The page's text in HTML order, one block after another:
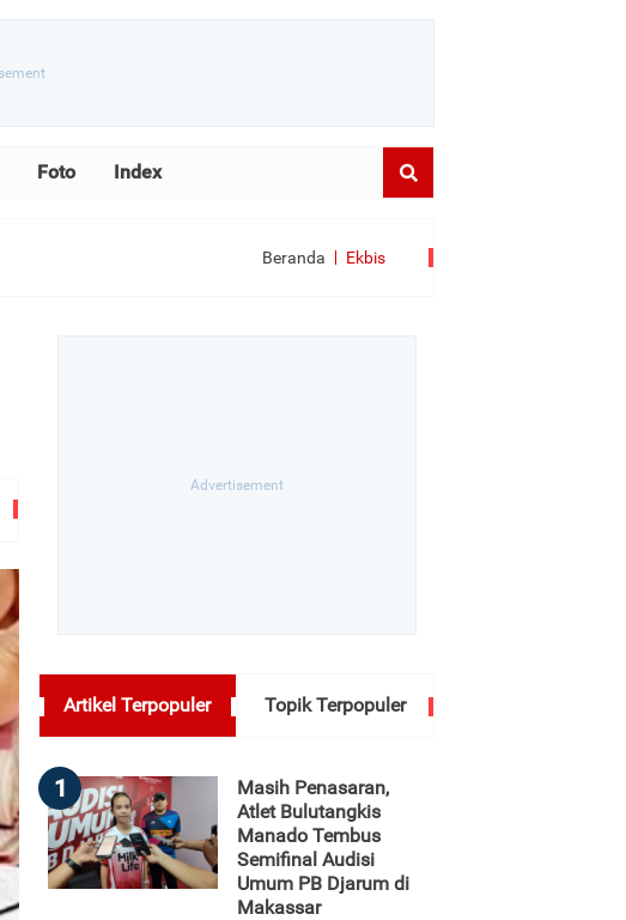
Foto Index
Beranda Ekbis
Artikel Terpopuler Topik Terpopuler
1
Masih Penasaran,
Atlet Bulutangkis
Manado Tembus
Semifinal Audisi
Umum PB Djarum di
Makassar